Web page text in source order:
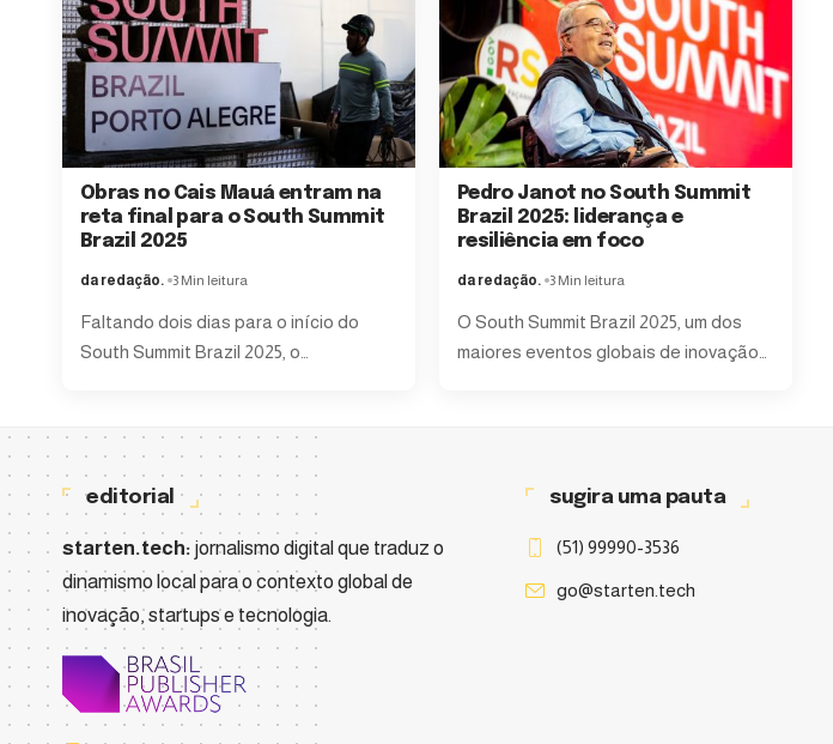
Obras no Cais Mauá entram na
reta final para o South Summit
Brazil 2025
da redação. 3 Min leitura
Faltando dois dias para o início do
South Summit Brazil 2025, o
Pedro Janot no South Summit
Brazil 2025: liderança e
resiliência em foco
da redação. 3 Min leitura
O South Summit Brazil 2025, um dos
maiores eventos globais de inovação
editorial
starten.tech: jornalismo digital que traduz o
dinamismo local para o contexto global de
inovação, startups e tecnologia.
sugira uma pauta
(51) 99990-3536
go@starten.tech